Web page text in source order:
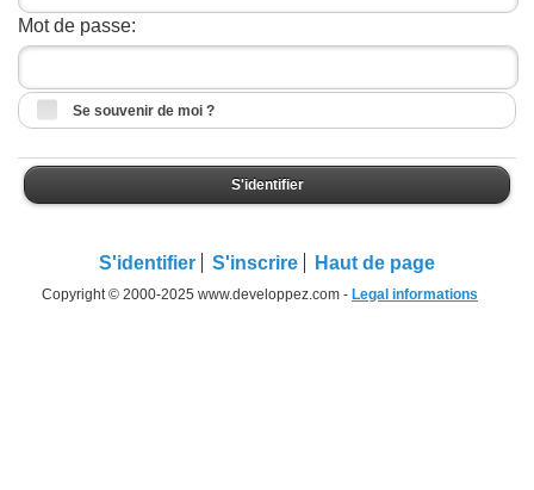
Mot de passe:
Se souvenir de moi ?
S'identifier
S'identifier S'inscrire Haut de page
Copyright © 2000-2025 www.developpez.com - Legal informations